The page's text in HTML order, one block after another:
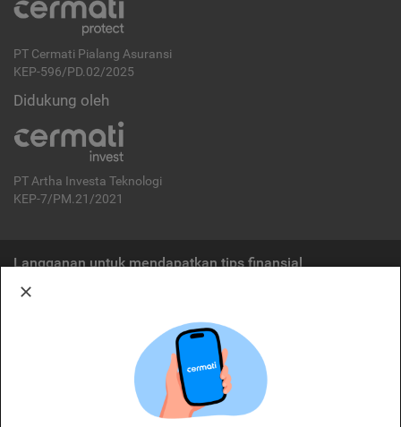
PT Cermati Pialang Asuransi
KEP-596/PD.02/2025
Didukung oleh
PT Artha Investa Teknologi
KEP-7/PM.21/2021
Langganan untuk mendapatkan tips finansial
Cermati merupakan penyelenggara agregasi jasa keuangan yang terdaftar di
OJK. Oleh karena itu, produk dan/atau layanan jasa keuangan yang
ditawarkan bukan merupakan produk dan/atau layanan jasa keuangan yang
diterbitkan oleh Cermati dan Cermati tidak bertanggung jawab atas tuntutan